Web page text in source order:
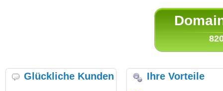
Glückliche Kunden Ihre Vorteile